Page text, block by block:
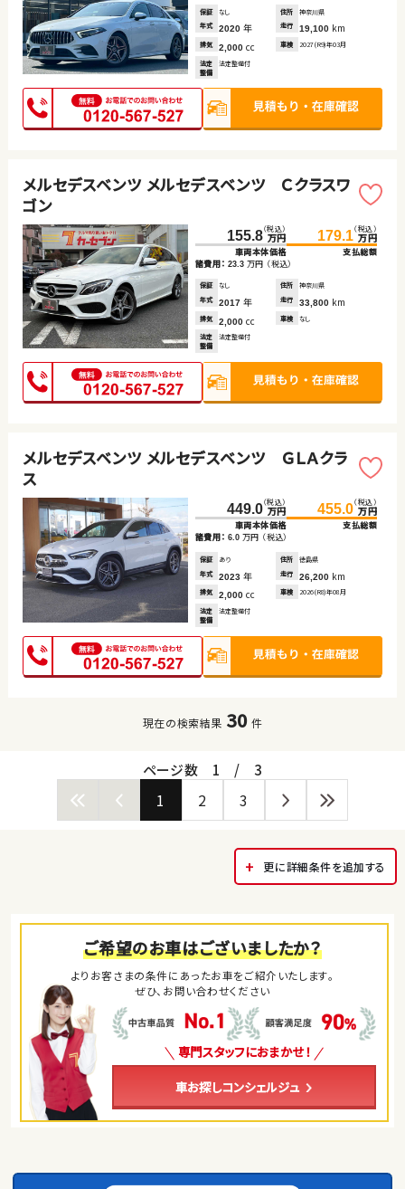
保証 なし 住所
神奈川県
年式
2020 年 走行 19,100 km
排気 2,000 cc 車検 2027(R9)年03月
法定
整備
法定整備付
メルセデスベンツ メルセデスベンツ Ｃクラスワ
ゴン
155.8（税込）
万円
車両本体価格
179.1（税込）
万円
支払総額
諸費用： 23.3 万円 （税込）
保証 なし 住所
神奈川県
年式
2017 年 走行 33,800 km
排気 2,000 cc 車検 なし
法定
整備
法定整備付
メルセデスベンツ メルセデスベンツ ＧＬＡクラ
ス
449.0（税込）
万円
車両本体価格
455.0（税込）
万円
支払総額
諸費用： 6.0 万円 （税込）
保証 あり 住所
徳島県
年式
2023 年 走行 26,200 km
排気 2,000 cc 車検 2026(R8)年08月
法定
整備
法定整備付
現在の検索結果 30 件
ページ数 1 / 3
1 2 3
更に詳細条件を追加する
ご希望のお車はございましたか？
よりお客さまの条件にあったお車をご紹介いたします。
ぜひ、お問い合わせください
専門スタッフにおまかせ！
車お探しコンシェルジュ